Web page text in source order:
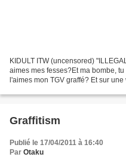
KIDULT ITW (uncensored)
aimes mes fesses?Et ma bombe,
l'aimes mon TGV graffé? Et sur
Graffitism
Publié le 17/04/2011 à 16:40
Par Otaku